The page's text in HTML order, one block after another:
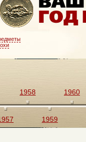
1958
1959
1960